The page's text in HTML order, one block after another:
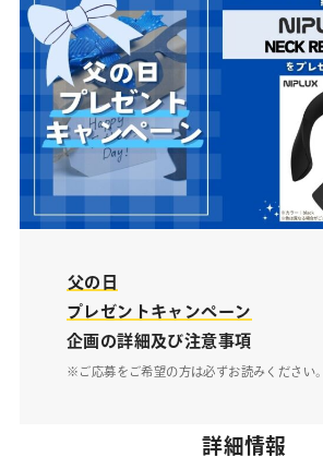
父の日
プレゼントキャンペーン
企画の詳細及び注意事項
※ご応募をご希望の方は必ずお読みください。
詳細情報